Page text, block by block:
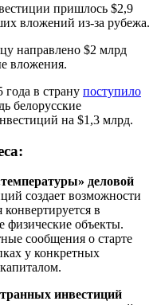
пришлось $2,9
вложений из-за рубежа.
направлено $2 млрд
вложения.
года в страну поступило
белорусские
на $1,3 млрд.
деловой
создает возможности
в
физические объекты.
сообщения о старте
у конкретных
инвестиций